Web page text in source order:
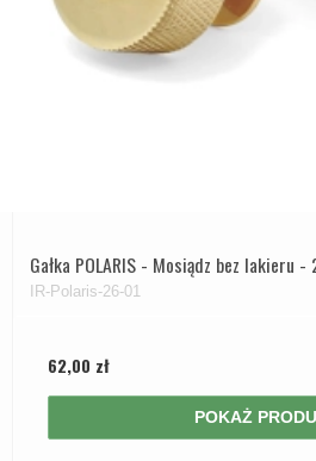
Gałka POLARIS - Mosiądz bez lakieru -
IR-Polaris-26-01
62,00 zł
POKAŻ